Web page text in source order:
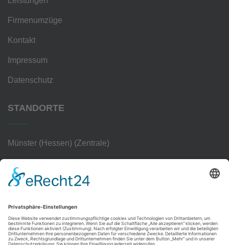
Firmenumzüge
Kontakt
Impressum
Datenschutz
STANDORTE
Münster (Hessen) (Zentrale)
Hanau
Darmstadt
Wiesbaden
Aschaffenburg